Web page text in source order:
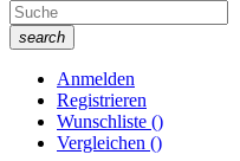
search
Anmelden
Registrieren
Wunschliste ()
Vergleichen ()